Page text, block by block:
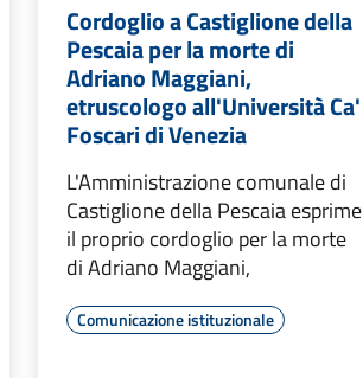
Cordoglio a Castiglione della
Pescaia per la morte di
Adriano Maggiani,
etruscologo all'Università Ca'
Foscari di Venezia
L'Amministrazione comunale di
Castiglione della Pescaia esprime
il proprio cordoglio per la morte
di Adriano Maggiani,
Comunicazione istituzionale